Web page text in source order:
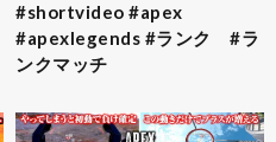
#shortvideo #apex
#apexlegends #ランク #ラ
ンクマッチ